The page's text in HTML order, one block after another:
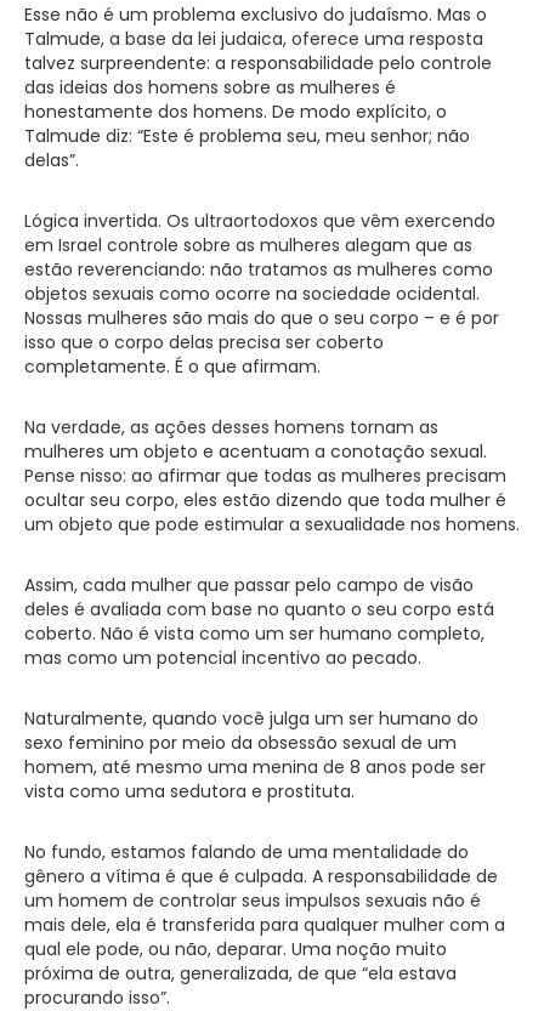
Esse não é um problema exclusivo do judaísmo. Mas o
Talmude, a base da lei judaica, oferece uma resposta
talvez surpreendente: a responsabilidade pelo controle
das ideias dos homens sobre as mulheres é
honestamente dos homens. De modo explícito, o
Talmude diz: “Este é problema seu, meu senhor; não
delas”.
Lógica invertida. Os ultraortodoxos que vêm exercendo
em Israel controle sobre as mulheres alegam que as
estão reverenciando: não tratamos as mulheres como
objetos sexuais como ocorre na sociedade ocidental.
Nossas mulheres são mais do que o seu corpo – e é por
isso que o corpo delas precisa ser coberto
completamente. É o que afirmam.
Na verdade, as ações desses homens tornam as
mulheres um objeto e acentuam a conotação sexual.
Pense nisso: ao afirmar que todas as mulheres precisam
ocultar seu corpo, eles estão dizendo que toda mulher é
um objeto que pode estimular a sexualidade nos homens.
Assim, cada mulher que passar pelo campo de visão
deles é avaliada com base no quanto o seu corpo está
coberto. Não é vista como um ser humano completo,
mas como um potencial incentivo ao pecado.
Naturalmente, quando você julga um ser humano do
sexo feminino por meio da obsessão sexual de um
homem, até mesmo uma menina de 8 anos pode ser
vista como uma sedutora e prostituta.
No fundo, estamos falando de uma mentalidade do
gênero a vítima é que é culpada. A responsabilidade de
um homem de controlar seus impulsos sexuais não é
mais dele, ela é transferida para qualquer mulher com a
qual ele pode, ou não, deparar. Uma noção muito
próxima de outra, generalizada, de que “ela estava
procurando isso”.